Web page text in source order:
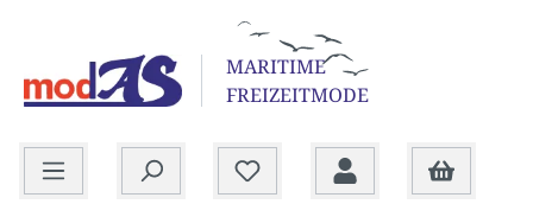
MARITIME
FREIZEITMODE